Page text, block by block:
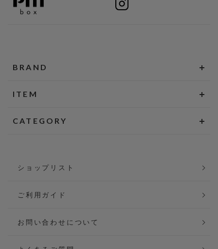
BRAND
ITEM
CATEGORY
ショップリスト
ご利用ガイド
お問い合わせについて